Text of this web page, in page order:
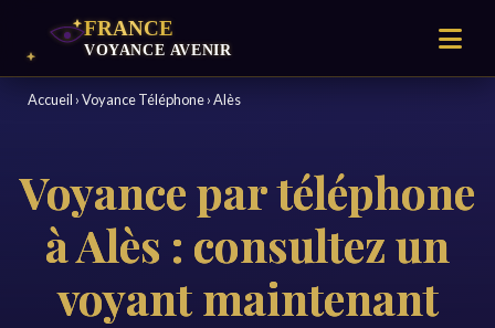
Accueil ›Voyance Téléphone›Alès
Voyance par téléphone
à Alès : consultez un
voyant maintenant